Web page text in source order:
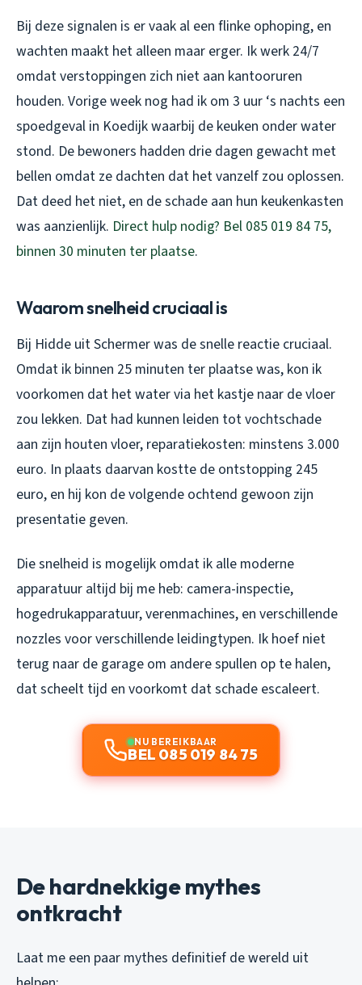
Bij deze signalen is er vaak al een flinke ophoping, en
wachten maakt het alleen maar erger. Ik werk 24/7
omdat verstoppingen zich niet aan kantooruren
houden. Vorige week nog had ik om 3 uur ‘s nachts een
spoedgeval in Koedijk waarbij de keuken onder water
stond. De bewoners hadden drie dagen gewacht met
bellen omdat ze dachten dat het vanzelf zou oplossen.
Dat deed het niet, en de schade aan hun keukenkasten
was aanzienlijk. Direct hulp nodig? Bel 085 019 84 75,
binnen 30 minuten ter plaatse.
Waarom snelheid cruciaal is
Bij Hidde uit Schermer was de snelle reactie cruciaal.
Omdat ik binnen 25 minuten ter plaatse was, kon ik
voorkomen dat het water via het kastje naar de vloer
zou lekken. Dat had kunnen leiden tot vochtschade
aan zijn houten vloer, reparatiekosten: minstens 3.000
euro. In plaats daarvan kostte de ontstopping 245
euro, en hij kon de volgende ochtend gewoon zijn
presentatie geven.
Die snelheid is mogelijk omdat ik alle moderne
apparatuur altijd bij me heb: camera-inspectie,
hogedrukapparatuur, verenmachines, en verschillende
nozzles voor verschillende leidingtypen. Ik hoef niet
terug naar de garage om andere spullen op te halen,
dat scheelt tijd en voorkomt dat schade escaleert.
NU BEREIKBAAR
BEL 085 019 84 75
De hardnekkige mythes
ontkracht
Laat me een paar mythes definitief de wereld uit